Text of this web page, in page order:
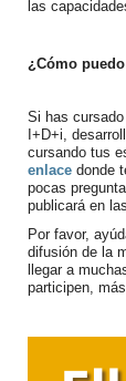
las
¿Cómo
Si has
I+D+i,
cursando tus
enlace donde
pocas
publicará en
Por favor,
difusión de la
llegar a
participen,